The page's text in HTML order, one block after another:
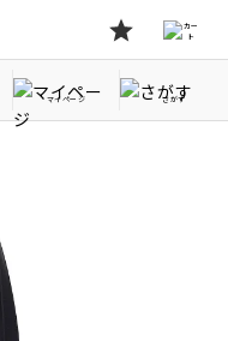
マイページ さがす